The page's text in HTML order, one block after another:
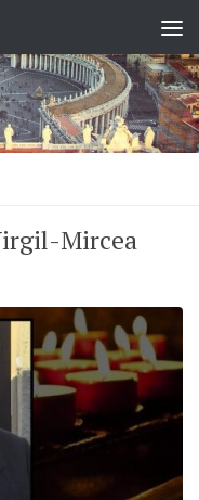
Mircea